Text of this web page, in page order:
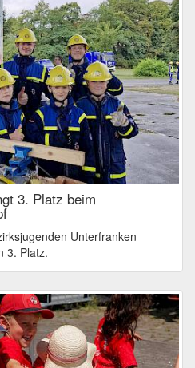
3. Platz beim
Unterfranken
3. Platz.